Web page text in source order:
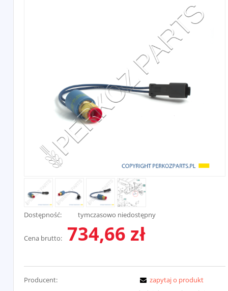
Dostępność: tymczasowo niedostępny
Cena brutto: 734,66 zł
Producent:
zapytaj o produkt